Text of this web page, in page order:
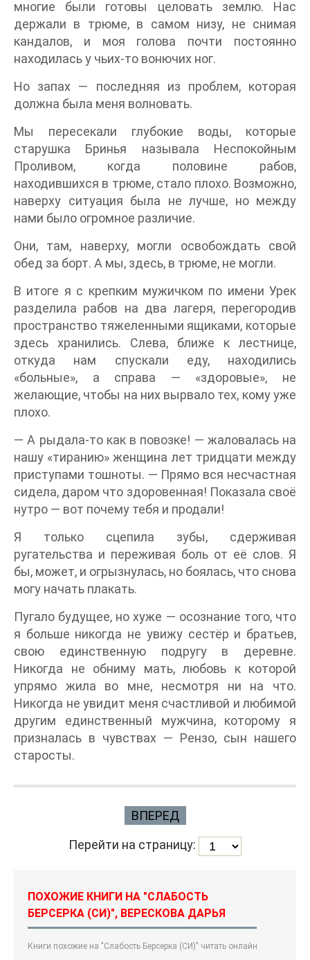
многие были готовы целовать землю. Нас
держали в трюме, в самом низу, не снимая
кандалов, и моя голова почти постоянно
находилась у чьих-то вонючих ног.
Но запах — последняя из проблем, которая
должна была меня волновать.
Мы пересекали глубокие воды, которые
старушка Бринья называла Неспокойным
Проливом, когда половине рабов,
находившихся в трюме, стало плохо. Возможно,
наверху ситуация была не лучше, но между
нами было огромное различие.
Они, там, наверху, могли освобождать свой
обед за борт. А мы, здесь, в трюме, не могли.
В итоге я с крепким мужичком по имени Урек
разделила рабов на два лагеря, перегородив
пространство тяжеленными ящиками, которые
здесь хранились. Слева, ближе к лестнице,
откуда нам спускали еду, находились
«больные», а справа — «здоровые», не
желающие, чтобы на них вырвало тех, кому уже
плохо.
— А рыдала-то как в повозке! — жаловалась на
нашу «тиранию» женщина лет тридцати между
приступами тошноты. — Прямо вся несчастная
сидела, даром что здоровенная! Показала своё
нутро — вот почему тебя и продали!
Я только сцепила зубы, сдерживая
ругательства и переживая боль от её слов. Я
бы, может, и огрызнулась, но боялась, что снова
могу начать плакать.
Пугало будущее, но хуже — осознание того, что
я больше никогда не увижу сестёр и братьев,
свою единственную подругу в деревне.
Никогда не обниму мать, любовь к которой
упрямо жила во мне, несмотря ни на что.
Никогда не увидит меня счастливой и любимой
другим единственный мужчина, которому я
призналась в чувствах — Рензо, сын нашего
старосты.
ВПЕРЕД
Перейти на страницу:
ПОХОЖИЕ КНИГИ НА "СЛАБОСТЬ
БЕРСЕРКА (СИ)", ВЕРЕСКОВА ДАРЬЯ
Книги похожие на "Слабость Берсерка (СИ)" читать онлайн